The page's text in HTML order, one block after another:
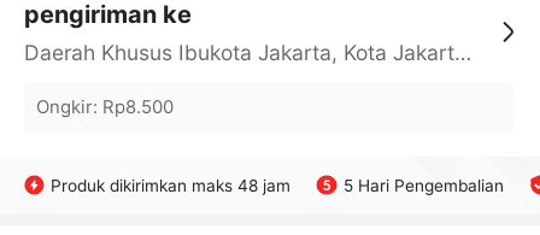
pengiriman ke
Daerah Khusus Ibukota Jakarta, Kota Jakarta Barat, Cengkareng, yy
Ongkir: Rp8.500
Produk dikirimkan maks 48 jam 5 Hari Pengembalian